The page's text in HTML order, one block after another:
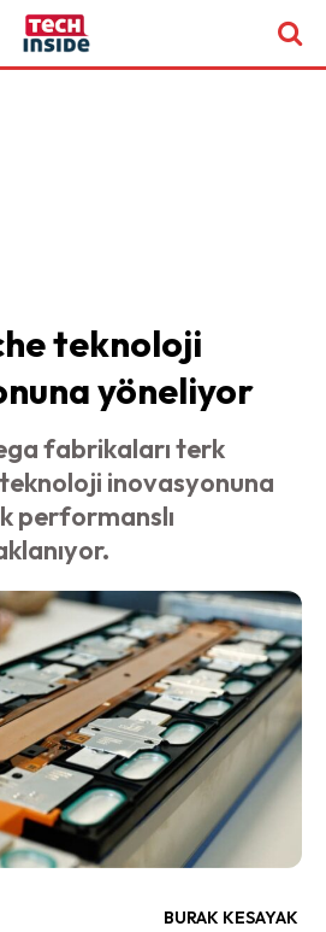
teknoloji
yöneliyor
fabrikaları terk
inovasyonuna
performanslı
BURAK KESAYAK